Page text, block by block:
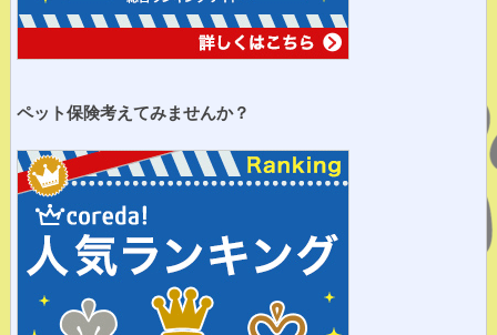
ペット保険考えてみませんか？